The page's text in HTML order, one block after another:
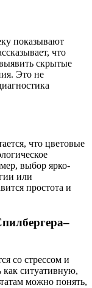
показывают
что
скрытые
Это не
что цветовые
выбор ярко-
или
простота и
со стрессом и
как ситуативную,
можно понять,